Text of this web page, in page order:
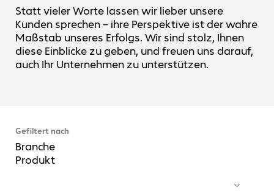
Statt vieler Worte lassen wir lieber unsere
Kunden sprechen – ihre Perspektive ist der wahre
Maßstab unseres Erfolgs. Wir sind stolz, Ihnen
diese Einblicke zu geben, und freuen uns darauf,
auch Ihr Unternehmen zu unterstützen.
Gefiltert nach
Branche
Produkt